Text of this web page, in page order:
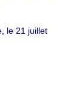
le 21 juillet